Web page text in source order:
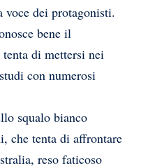
voce dei protagonisti.
bene il
di mettersi nei
con numerosi
squalo bianco
che tenta di affrontare
reso faticoso